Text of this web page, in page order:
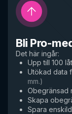
Bli Pro-
Det här ingår:
Upp till 100
Utökad data
mm.)
Obegränsad
Skapa
Spara